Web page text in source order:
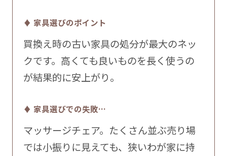
♦ 家具選びのポイント
買換え時の古い家具の処分が最大のネッ
クです。高くても良いものを長く使うの
が結果的に安上がり。
♦ 家具選びでの失敗…
マッサージチェア。たくさん並ぶ売り場
では小振りに見えても、狭いわが家に持